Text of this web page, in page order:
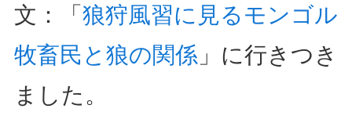
文：「 狼狩風習に見るモンゴル
牧畜民と狼の関係 」に行きつき
ました。